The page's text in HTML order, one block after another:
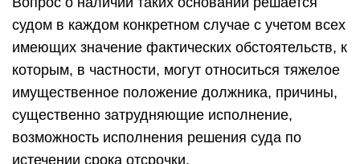
некоторых вопросов, возникающих в ходе
исполнительного производства»
Читать полностью
Далее необходимо идти в суд. Если вы
обращались к приставу или к кредитору, они
тоже вправе заявить о рассрочке. Есть два